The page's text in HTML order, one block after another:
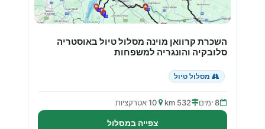
השכרת קרוואן מוינה מסלול טיול באוסטריה
סלובקיה והונגריה למשפחות
מסלול טיול
8 ימים 532 km 10 אטרקציות
צפייה במסלול